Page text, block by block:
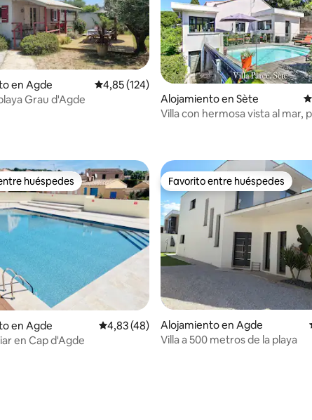
de 5. 209 evaluaciones
en Agde Calificación promedio: 4,85 de 5. 124
4,85 (124)
Grau d'Agde
Alojamiento en Sète
Villa con hermosa vista al mar,
de 5. 13 evaluaciones
huéspedes
huéspedes
en Agde Calificación promedio: 4,83 de 5. 48
4,83 (48)
en Cap d'Agde
Favorito entre huéspedes
Favorito entre huéspedes
Alojamiento en Agde
Villa a 500 metros de la playa